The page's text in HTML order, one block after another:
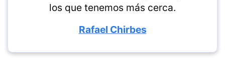
los que tenemos más cerca.
Rafael Chirbes